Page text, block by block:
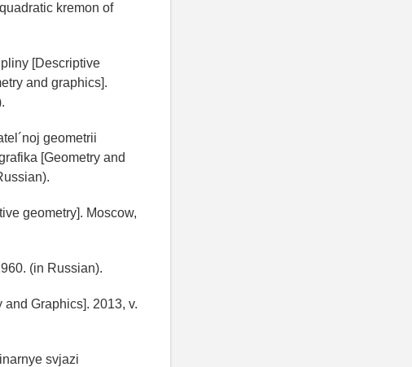
kremon of
[Descriptive
and graphics].
geometrii
[Geometry and
geometry]. Moscow,
(in Russian).
Graphics]. 2013, v.
svjazi